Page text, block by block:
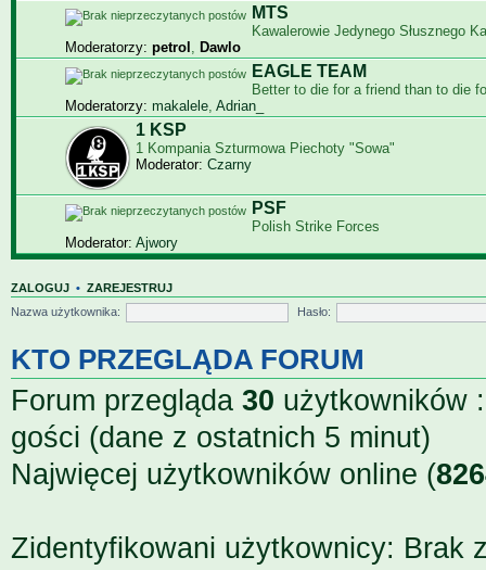
MTS
Kawalerowie Jedynego Słusznego
Moderatorzy: petrol , Dawlo
EAGLE TEAM
Bet­ter to die for a friend than to die
Moderatorzy: makalele, Adrian_
1 KSP
1 Kompania Szturmowa Piechoty "Sowa"
Moderator: Czarny
PSF
Polish Strike Forces
Moderator: Ajwory
ZALOGUJ • ZAREJESTRUJ
Nazwa użytkownika:
Hasło:
KTO PRZEGLĄDA FORUM
Forum przegląda 30 użytkowników
gości (dane z ostatnich 5 minut)
Najwięcej użytkowników online (
Zidentyfikowani użytkownicy: Brak